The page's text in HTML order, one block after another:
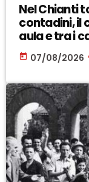
Nel Chianti
contadini, il
aula e tra i
today 07/08/2026